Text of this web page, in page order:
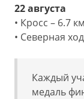
22 августа
• Кросс – 6.7
• Северная
Каждый
медаль